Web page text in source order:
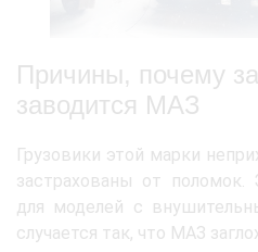
Причины, почему
заводится МАЗ
Грузовики этой марки
застрахованы от поломок.
для моделей с
случается так, что МАЗ